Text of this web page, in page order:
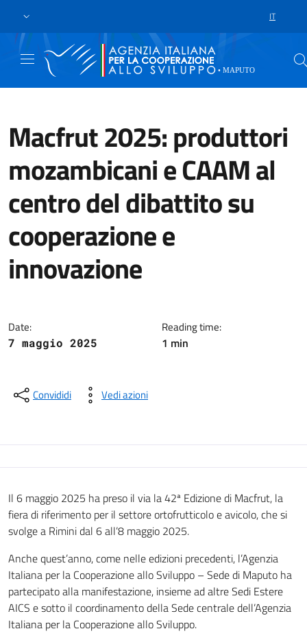
IT
Macfrut 2025: produttori
mozambicani e CAAM al
centro del dibattito su
cooperazione e
innovazione
Date:
7 maggio 2025
Reading time:
1 min
Convididi Vedi azioni
Il 6 maggio 2025 ha preso il via la 42ª Edizione di Macfrut, la
fiera di riferimento per il settore ortofrutticolo e avicolo, che si
svolge a Rimini dal 6 all’8 maggio 2025.
Anche quest’anno, come nelle edizioni precedenti, l’Agenzia
Italiana per la Cooperazione allo Sviluppo – Sede di Maputo ha
partecipato alla manifestazione, insieme ad altre Sedi Estere
AICS e sotto il coordinamento della Sede centrale dell’Agenzia
Italiana per la Cooperazione allo Sviluppo.